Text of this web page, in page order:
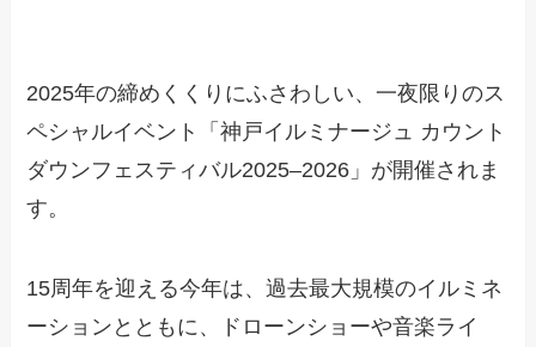
2025年の締めくくりにふさわしい、一夜限りのス
ペシャルイベント「神戸イルミナージュ カウント
ダウンフェスティバル2025–2026」が開催されま
す。
15周年を迎える今年は、過去最大規模のイルミネ
ーションとともに、ドローンショーや音楽ライ